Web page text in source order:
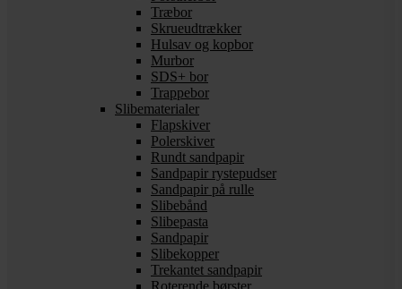
Træbor
Skrueudtrækker
Hulsav og kopbor
Murbor
SDS+ bor
Trappebor
Slibematerialer
Flapskiver
Polerskiver
Rundt sandpapir
Sandpapir rystepudser
Sandpapir på rulle
Slibebånd
Slibepasta
Sandpapir
Slibekopper
Trekantet sandpapir
Roterende børster